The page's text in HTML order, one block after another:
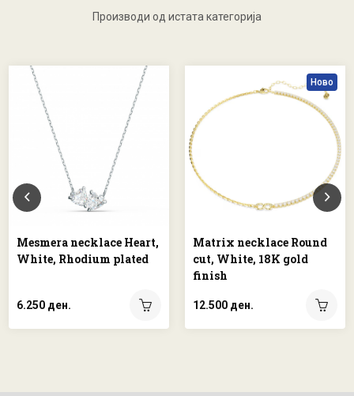
Производи од истата категорија
Mesmera necklace Heart,
White, Rhodium plated
6.250 ден.
Ново
Matrix necklace Round
cut, White, 18K gold
finish
12.500 ден.